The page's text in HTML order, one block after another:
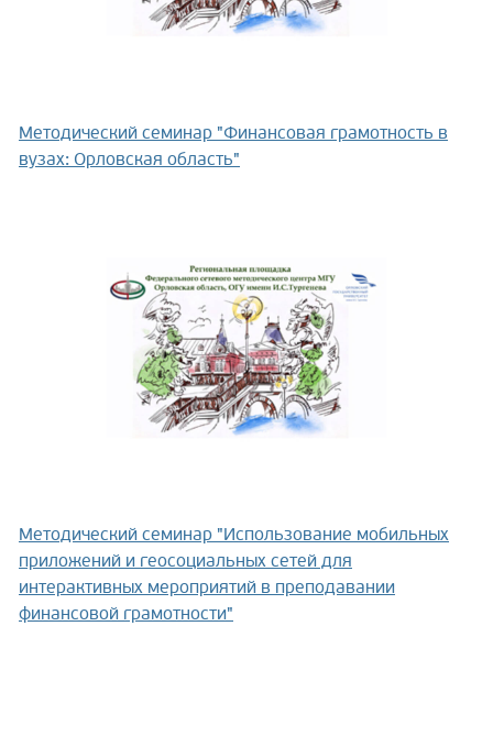
Методический семинар "Финансовая грамотность в
вузах: Орловская область"
Методический семинар "Использование мобильных
приложений и геосоциальных сетей для
интерактивных мероприятий в преподавании
финансовой грамотности"